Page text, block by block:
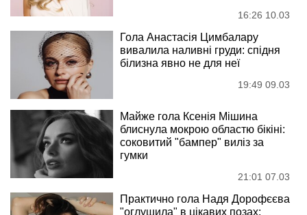
16:26 10.03
Гола Анастасія Цимбалару
вивалила наливні груди: спідня
білизна явно не для неї
19:49 09.03
Майже гола Ксенія Мішина
блиснула мокрою областю бікіні:
соковитий "бампер" виліз за
гумки
21:01 07.03
Практично гола Надя Дорофєєва
"оглушила" в цікавих позах: